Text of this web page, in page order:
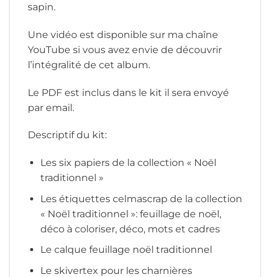
sapin.
Une vidéo est disponible sur ma chaîne
YouTube si vous avez envie de découvrir
l’intégralité de cet album.
Le PDF est inclus dans le kit il sera envoyé
par email.
Descriptif du kit:
Les six papiers de la collection « Noël
traditionnel »
Les étiquettes celmascrap de la collection
« Noël traditionnel »: feuillage de noël,
déco à coloriser, déco, mots et cadres
Le calque feuillage noël traditionnel
Le skivertex pour les charnières